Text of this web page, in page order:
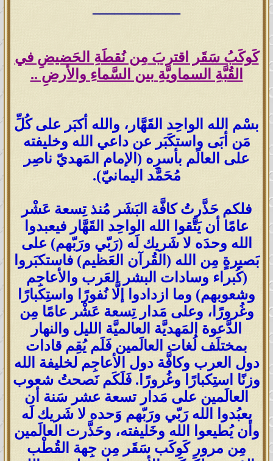
كَوكَبُ سَقَر اقتربَ مِن نُقطَةِ الحَضيضِ في
القُبَّةِ السماويَّةِ بين السَّماءِ والأرضِ ..
بسْم الله الواحِد القَهَّار، والله أكبَر على كُلِّ
مَن أبَى واستكَبَر عن داعي الله وخليفته
على العالَم بأسرِه (الإمام المَهديّ ناصِر
مُحَمَّد اليمانيّ).
فلكم حَذَّرتُ كافَّة البَشَر مُنذ تِسعة عَشْر
عامًا أن يَتَّقوا الله الواحِد القَهَّار فيعبدوا
الله وحدَه لا شَريك لَه (رَبّي ورَبّهم) على
بَصيرةٍ مِن الله (القُرآن العَظيم) فاستكبَروا
(كُبراء وسادات البشر العَرب والأعاجِم
وشعوبهم) وما ازدادوا إلَّا نُفورًا واستِكبارًا
وغُرورًا، وعلى مَدار تِسعة عَشْر عامًا مِن
الدَّعوة المَهديَّة العالميَّة الليل والنهار
بمختلَف لُغات العالَمين فَلَم يُقِم قادات
دول العرب وكافَّة دول الأعاجِم لخليفة الله
وزنًا استِكبارًا وغُرورًا. فَلَكَم نَصحتُ شعوب
العالَمين على مَدار تسعة عشر سَنة أن
يعبُدوا الله رَبّي ورَبّهم وَحده لا شَريك لَه
وأن يُطيعوا الله وخَليفته، وحَذَّرت العالَمين
مِن مرور كَوكَب سَقَر مِن جِهة القُطْب